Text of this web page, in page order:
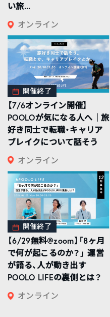
い旅...
オンライン
開催終了
【7/6オンライン開催】
POOLOが気になる人へ｜旅
好き同士で転職・キャリア
ブレイクについて話そう
オンライン
開催終了
【6/29無料@zoom】「8ヶ月
で何が起こるのか？」 運営
が語る、人が動き出す
POOLO LIFEの裏側とは？
オンライン